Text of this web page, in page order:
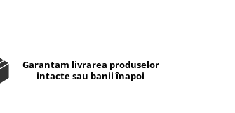
Garantam livrarea produselor
intacte sau banii înapoi